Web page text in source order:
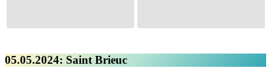
05.05.2024: Saint Brieuc